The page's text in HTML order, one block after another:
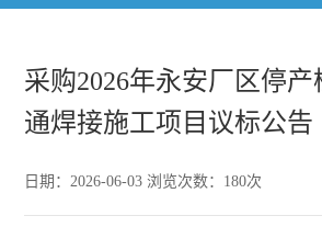
采购2026年永安厂区停
通焊接施工项目议标公告
日期：2026-06-03 浏览次数： 180次